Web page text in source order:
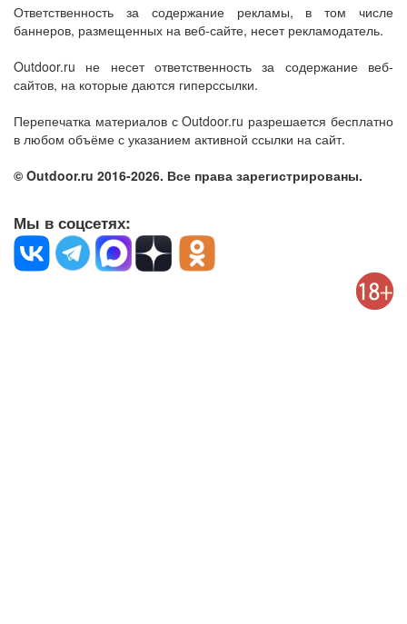
Ответственность за содержание рекламы, в том числе
баннеров, размещенных на веб-сайте, несет рекламодатель.
Outdoor.ru не несет ответственность за содержание веб-
сайтов, на которые даются гиперссылки.
Перепечатка материалов с Outdoor.ru разрешается бесплатно
в любом объёме с указанием активной ссылки на сайт.
© Outdoor.ru 2016-2026. Все права зарегистрированы.
Мы в соцсетях: